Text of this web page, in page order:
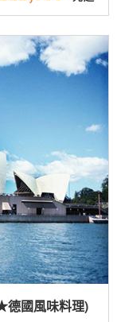
$80,900